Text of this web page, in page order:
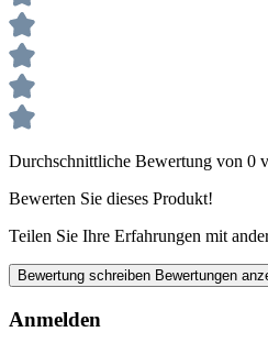
Durchschnittliche Bewertung von 0
Bewerten Sie dieses Produkt!
Teilen Sie Ihre Erfahrungen mit
Bewertung schreiben Bewertungen
Anmelden